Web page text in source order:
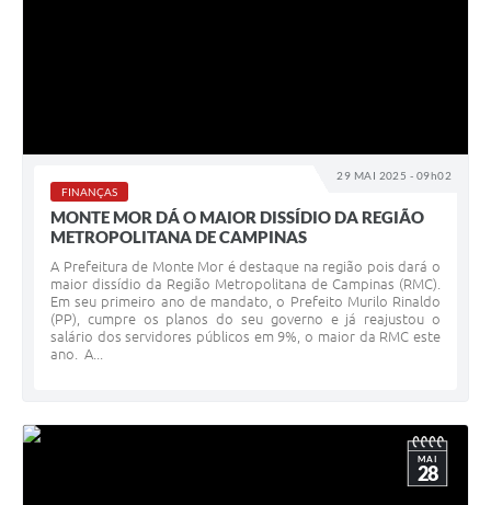
29 MAI 2025 - 09h02
FINANÇAS
MONTE MOR DÁ O MAIOR DISSÍDIO DA REGIÃO
METROPOLITANA DE CAMPINAS
A Prefeitura de Monte Mor é destaque na região pois dará o
maior dissídio da Região Metropolitana de Campinas (RMC).
Em seu primeiro ano de mandato, o Prefeito Murilo Rinaldo
(PP), cumpre os planos do seu governo e já reajustou o
salário dos servidores públicos em 9%, o maior da RMC este
ano. A...
MAI
28